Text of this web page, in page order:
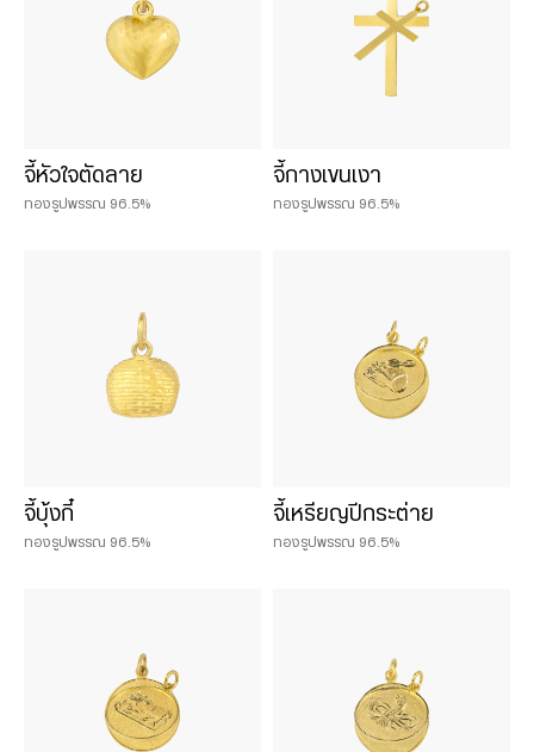
0.075 บาท
0.125 บาท
จี้หัวใจตัดลาย
ทองรูปพรรณ 96.5%
จี้กางเขนเงา
ทองรูปพรรณ 96.5%
จี้บุ้งกี๋
ทองรูปพรรณ 96.5%
จี้เหรียญปีกระต่าย
ทองรูปพรรณ 96.5%